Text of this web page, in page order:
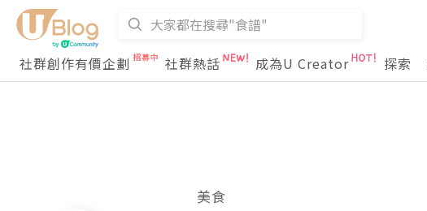
社群創作有價企劃
社群熱話 成為U Creator 探索
美食